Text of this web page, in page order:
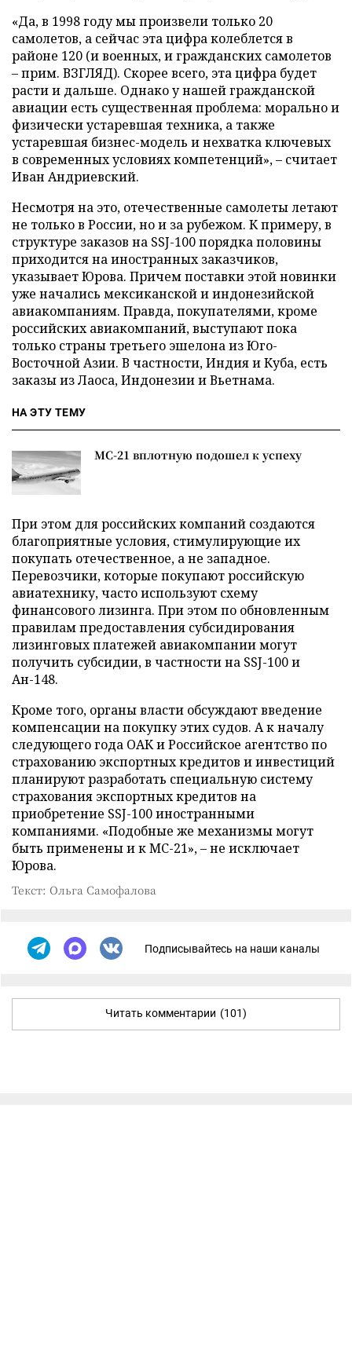
«Да, в 1998 году мы произвели только 20
самолетов, а сейчас эта цифра колеблется в
районе 120 (и военных, и гражданских самолетов
– прим. ВЗГЛЯД). Скорее всего, эта цифра будет
расти и дальше. Однако у нашей гражданской
авиации есть существенная проблема: морально и
физически устаревшая техника, а также
устаревшая бизнес-модель и нехватка ключевых
в современных условиях компетенций», – считает
Иван Андриевский.
Несмотря на это, отечественные самолеты летают
не только в России, но и за рубежом. К примеру, в
структуре заказов на SSJ-100 порядка половины
приходится на иностранных заказчиков,
указывает Юрова. Причем поставки этой новинки
уже начались мексиканской и индонезийской
авиакомпаниям. Правда, покупателями, кроме
российских авиакомпаний, выступают пока
только страны третьего эшелона из Юго-
Восточной Азии. В частности, Индия и Куба, есть
заказы из Лаоса, Индонезии и Вьетнама.
НА ЭТУ ТЕМУ
МС-21 вплотную подошел к успеху
При этом для российских компаний создаются
благоприятные условия, стимулирующие их
покупать отечественное, а не западное.
Перевозчики, которые покупают российскую
авиатехнику, часто используют схему
финансового лизинга. При этом по обновленным
правилам предоставления субсидирования
лизинговых платежей авиакомпании могут
получить субсидии, в частности на SSJ-100 и
Ан-148.
Кроме того, органы власти обсуждают введение
компенсации на покупку этих судов. А к началу
следующего года ОАК и Российское агентство по
страхованию экспортных кредитов и инвестиций
планируют разработать специальную систему
страхования экспортных кредитов на
приобретение SSJ-100 иностранными
компаниями. «Подобные же механизмы могут
быть применены и к МС-21», – не исключает
Юрова.
Текст: Ольга Самофалова
Подписывайтесь на наши каналы
Читать комментарии (101)